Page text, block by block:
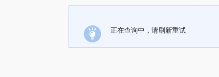
正在查询中，请刷新重试